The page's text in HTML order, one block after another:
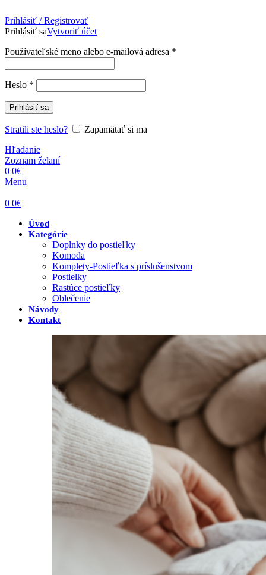
Prihlásiť / Registrovať
Prihlásiť saVytvoriť účet
Používateľské meno alebo e-mailová adresa *
Heslo *
Prihlásiť sa
Stratili ste heslo?
Zapamätať si ma
Hľadanie
Zoznam želaní
0 0€
Menu
0 0€
Úvod
Kategórie
Doplnky do postieľky
Komoda
Komplety-Postieľka s príslušenstvom
Postielky
Rastúce postieľky
Oblečenie
Návody
Kontakt